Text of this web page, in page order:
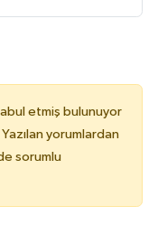
etmiş bulunuyor
yorumlardan
sorumlu